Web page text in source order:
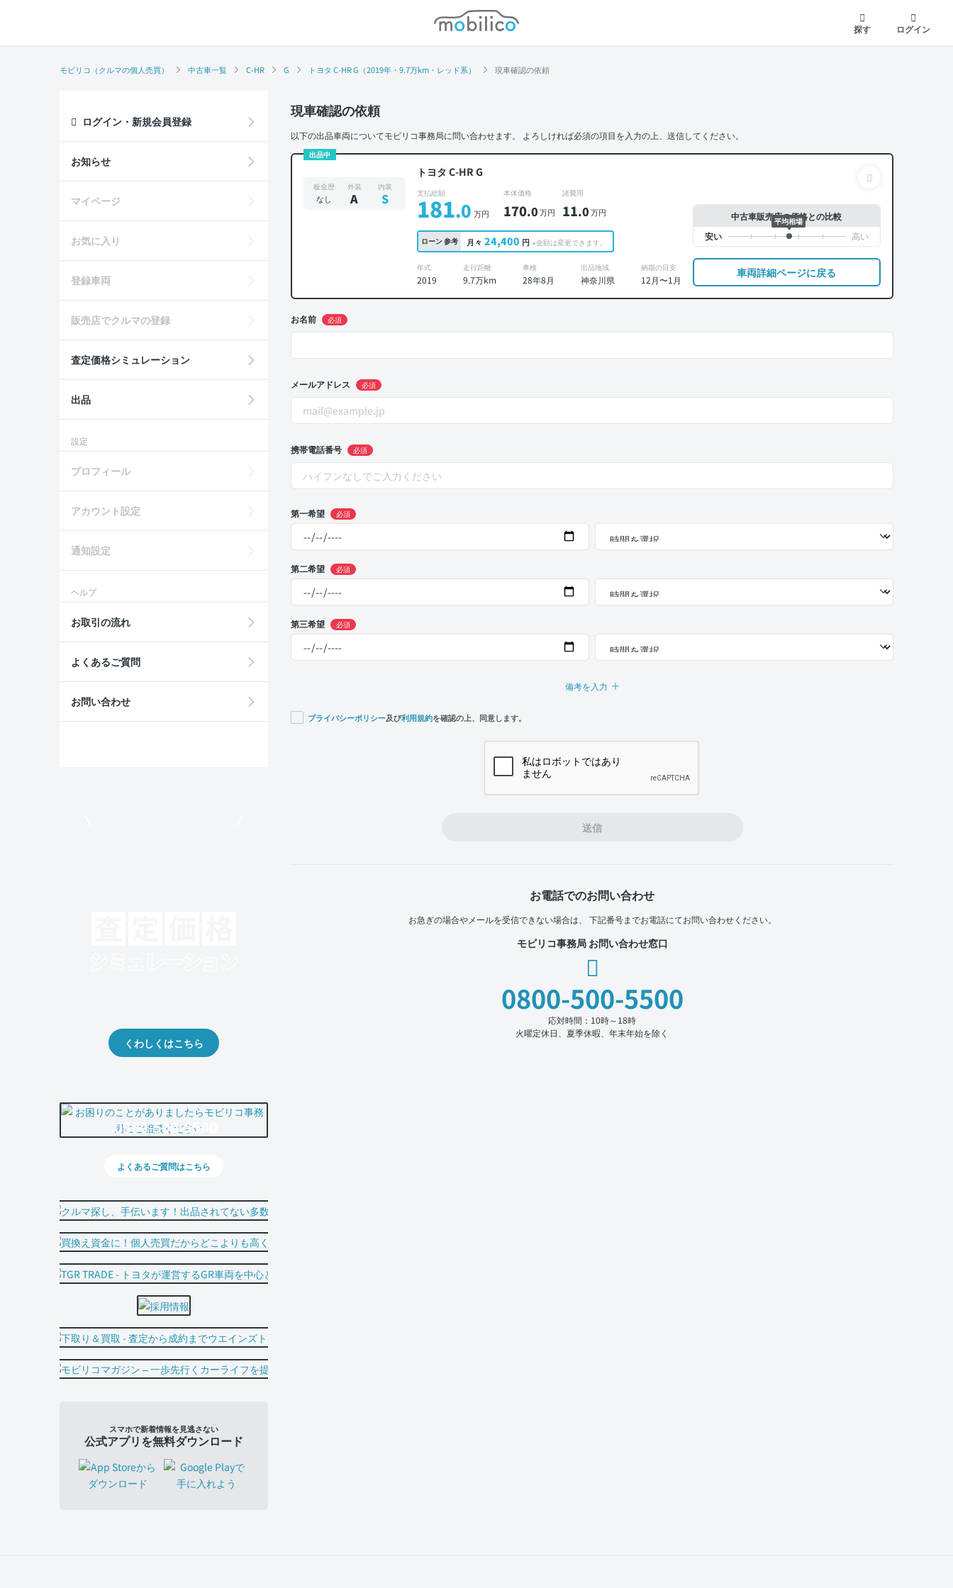
モビリコ
探す
ログイン
モビリコ（クルマの個人売買） 中古車一覧 C-HR G トヨタ C-HR G（2019年・9.7万km・レッド系） 現車確認の依頼
現車確認の依頼
以下の出品車両についてモビリコ事務局に問い合わせます。 よろしければ必須の項目を入力の上、送信してください。
出品中
トヨタ C-HR G
板金歴
なし
外装
A
内装
S 支払総額
181.0 万円
本体価格
170.0万円
諸費用
11.0万円
ローン参考 月々 24,400 円 ※金額は変更できます。
年式
2019
走行距離
9.7万km
車検
28年8月
出品地域
神奈川県
納期の目安
12月〜1月
中古車販売店の価格との比較
平均相場
車両詳細ページに戻る
お名前 必須
メールアドレス 必須
携帯電話番号 必須
第一希望 必須
第二希望 必須
第三希望 必須
備考を入力
プライバシーポリシー及び利用規約を確認の上、同意します。
送信
お電話でのお問い合わせ
お急ぎの場合やメールを受信できない場合は、 下記番号までお電話にてお問い合わせください。
モビリコ事務局 お問い合わせ窓口
0800-500-5500
応対時間：10時～18時
火曜定休日、夏季休暇、年末年始を除く
ログイン・新規会員登録
お知らせ
マイページ
お気に入り
登録車両
販売店でクルマの登録
査定価格シミュレーション
出品
設定
プロフィール
アカウント設定
通知設定
ヘルプ
お取引の流れ
よくあるご質問
お問い合わせ
くわしくはこちら
0800-500-5500
よくあるご質問はこちら
スマホで新着情報を見逃さない
公式アプリを無料ダウンロード